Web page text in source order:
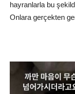
hayranlarla bu
Onlara gerçekten